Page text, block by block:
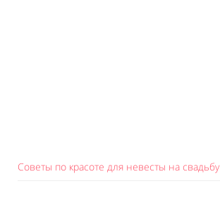
Советы по красоте для невесты на свадьбу